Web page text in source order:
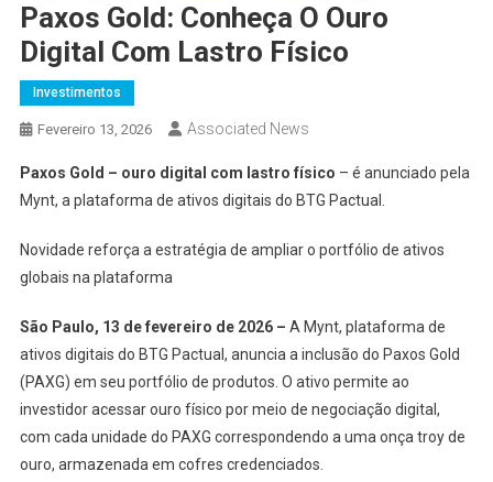
Paxos Gold: Conheça O Ouro
Digital Com Lastro Físico
Investimentos
Fevereiro 13, 2026 Associated News
Paxos Gold – ouro digital com lastro físico – é anunciado pela
Mynt, a plataforma de ativos digitais do BTG Pactual.
Novidade reforça a estratégia de ampliar o portfólio de ativos
globais na plataforma
São Paulo, 13 de fevereiro de 2026 – A Mynt, plataforma de
ativos digitais do BTG Pactual, anuncia a inclusão do Paxos Gold
(PAXG) em seu portfólio de produtos. O ativo permite ao
investidor acessar ouro físico por meio de negociação digital,
com cada unidade do PAXG correspondendo a uma onça troy de
ouro, armazenada em cofres credenciados.